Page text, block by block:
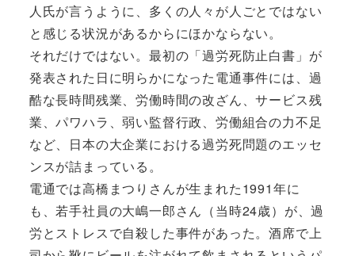
人氏が言うように、多くの人々が人ごとではない
と感じる状況があるからにほかならない。
それだけではない。最初の「過労死防止白書」が
発表された日に明らかになった電通事件には、過
酷な長時間残業、労働時間の改ざん、サービス残
業、パワハラ、弱い監督行政、労働組合の力不足
など、日本の大企業における過労死問題のエッセ
ンスが詰まっている。
電通では高橋まつりさんが生まれた1991年に
も、若手社員の大嶋一郎さん（当時24歳）が、過
労とストレスで自殺した事件があった。酒席で上